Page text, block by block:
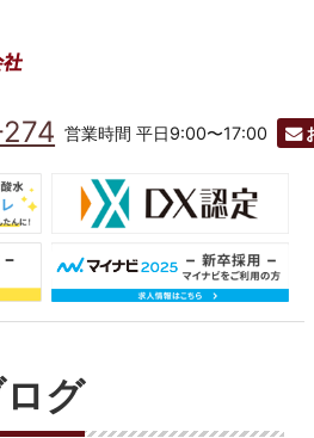
営業時間 平日9:00〜17:00
グ